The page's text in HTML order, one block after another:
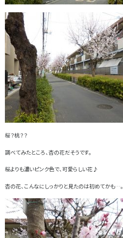
桜？桃？？
調べてみたところ、杏の花だそうです。
桜よりも濃いピンク色で、可愛らしい花♪
杏の花、こんなにしっかりと見たのは初めてかも…。